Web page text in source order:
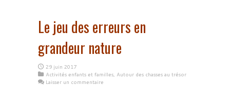
Le jeu des erreurs en
grandeur nature
29 juin 2017
Activités enfants et familles, Autour des chasses au trésor
Laisser un commentaire